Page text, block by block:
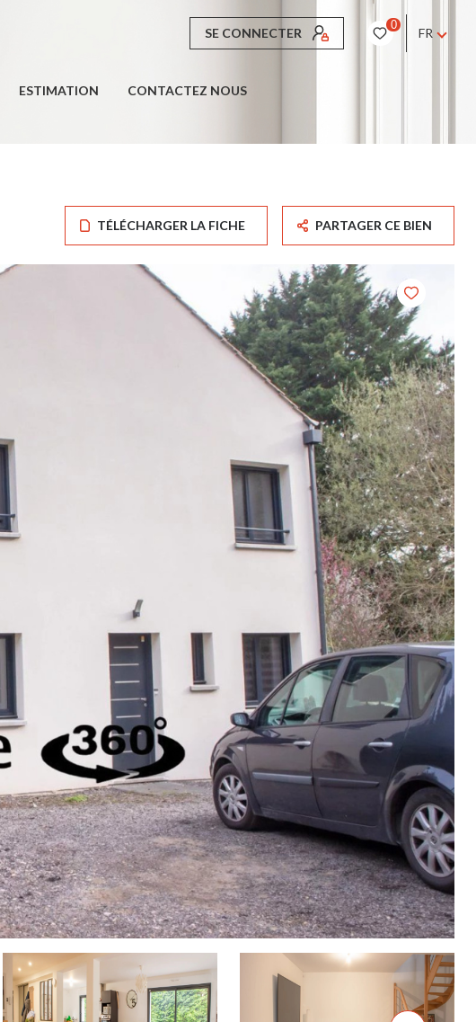
SE CONNECTER
0
FR
ESTIMATION CONTACTEZ NOUS
TÉLÉCHARGER LA FICHE PARTAGER CE BIEN